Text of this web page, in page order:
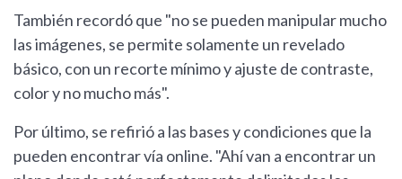
También recordó que "no se pueden manipular mucho
las imágenes, se permite solamente un revelado
básico, con un recorte mínimo y ajuste de contraste,
color y no mucho más".
Por último, se refirió a las bases y condiciones que la
pueden encontrar vía online. "Ahí van a encontrar un